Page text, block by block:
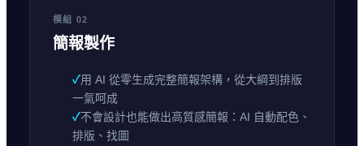
模組 02
簡報製作
✓用 AI 從零生成完整簡報架構，從大綱到排版
一氣呵成
✓不會設計也能做出高質感簡報：AI 自動配色、
排版、找圖